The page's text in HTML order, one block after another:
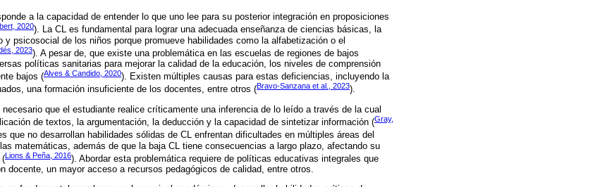
a la capacidad de entender lo que uno lee para su posterior integración en proposiciones
2020). La CL es fundamental para lograr una adecuada enseñanza de ciencias básicas, la
y psicosocial de los niños porque promueve habilidades como la alfabetización o el
2023). A pesar de, que existe una problemática en las escuelas de regiones de bajos
políticas sanitarias para mejorar la calidad de la educación, los niveles de comprensión
bajos (Alves & Candido, 2020). Existen múltiples causas para estas deficiencias, incluyendo la
una formación insuficiente de los docentes, entre otros (Bravo-Sanzana et al., 2023).
que el estudiante realice críticamente una inferencia de lo leído a través de la cual
de textos, la argumentación, la deducción y la capacidad de sintetizar información (Gray,
que no desarrollan habilidades sólidas de CL enfrentan dificultades en múltiples áreas del
matemáticas, además de que la baja CL tiene consecuencias a largo plazo, afectando su
(Lions & Peña, 2016). Abordar esta problemática requiere de políticas educativas integrales que
docente, un mayor acceso a recursos pedagógicos de calidad, entre otros.